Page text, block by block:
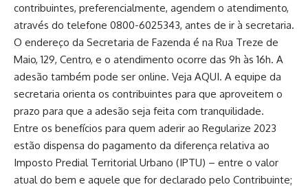
contribuintes, preferencialmente, agendem o atendimento,
através do telefone 0800-6025343, antes de ir à secretaria.
O endereço da Secretaria de Fazenda é na Rua Treze de
Maio, 129, Centro, e o atendimento ocorre das 9h às 16h. A
adesão também pode ser online. Veja AQUI. A equipe da
secretaria orienta os contribuintes para que aproveitem o
prazo para que a adesão seja feita com tranquilidade.
Entre os benefícios para quem aderir ao Regularize 2023
estão dispensa do pagamento da diferença relativa ao
Imposto Predial Territorial Urbano (IPTU) – entre o valor
atual do bem e aquele que for declarado pelo Contribuinte;